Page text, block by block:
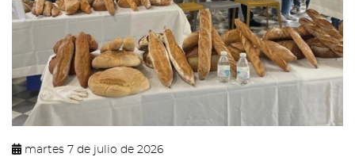
martes 7 de julio de 2026